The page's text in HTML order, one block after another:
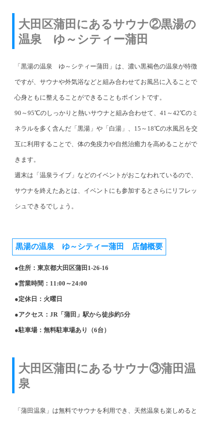
大田区蒲田にあるサウナ②黒湯の
温泉 ゆ～シティー蒲田
「黒湯の温泉 ゆ～シティー蒲田」は、濃い黒褐色の温泉が特徴
ですが、サウナや外気浴などと組み合わせてお風呂に入ることで
心身ともに整えることができることもポイントです。
90～95℃のしっかりと熱いサウナと組み合わせて、41～42℃のミ
ネラルを多く含んだ「黒湯」や「白湯」、15～18℃の水風呂を交
互に利用することで、体の免疫力や自然治癒力を高めることがで
きます。
週末は「温泉ライブ」などのイベントがおこなわれているので、
サウナを終えたあとは、イベントにも参加するとさらにリフレッ
シュできるでしょう。
黒湯の温泉 ゆ～シティー蒲田 店舗概要
●住所：東京都大田区蒲田1-26-16
●営業時間：11:00～24:00
●定休日：火曜日
●アクセス：JR「蒲田」駅から徒歩約5分
●駐車場：無料駐車場あり（6台）
大田区蒲田にあるサウナ③蒲田温
泉
「蒲田温泉」は無料でサウナを利用でき、天然温泉も楽しめると